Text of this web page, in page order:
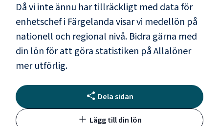
Då vi inte ännu har tillräckligt med data för
enhetschefi Färgelandavisar vi medellön på
nationell och regional nivå. Bidra gärna med
din lön för att göra statistiken på Allalöner
mer utförlig.
Dela sidan
Lägg till din lön